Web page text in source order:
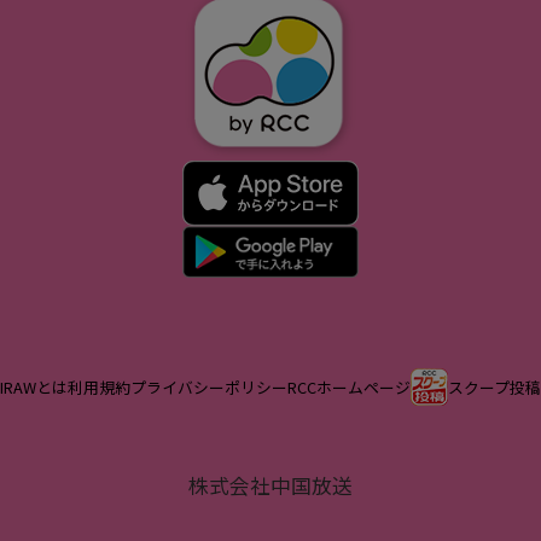
IRAWとは利用規約プライバシーポリシーRCCホームページ スクープ投稿
株式会社中国放送